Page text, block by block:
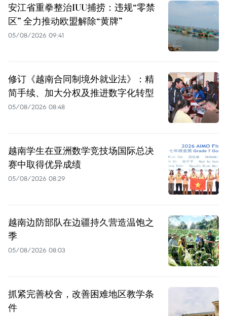
安江省重拳整治IUU捕捞：违规“零禁
区” 全力推动欧盟解除“黄牌”
05/08/2026 09:41
修订《越南合同制境外就业法》：精
简手续、加大分权及推进数字化转型
05/08/2026 08:48
越南学生在亚洲数学竞技场国际总决
赛中取得优异成绩
05/08/2026 08:29
越南边防部队在边疆持久营造温饱之
季
05/08/2026 08:03
抓紧完善校舍，改善困难地区教学条
件